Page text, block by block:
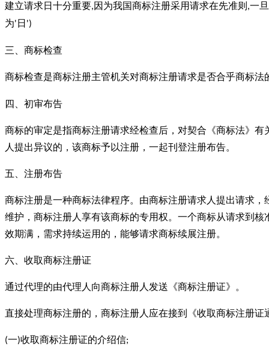
建立请求日十分重要,因为我国商标注册采用请求在先准则 ,一
为' 日 ')
三、商标检查
商标检查是商标注册主管机关对商标注册请求是否合乎商标法
四、初审布告
商标的审定是指商标注册请求经检查后，对契合《商标法》
人提出异议的，该商标予以注册，一起刊登注册布告。
五、注册布告
商标注册是一种商标法律程序。由商标注册请求人提出请求
维护，商标注册人享有该商标的专用权。一个商标从请求到
效期满，需求持续运用的，能够请求商标续展注册。
六、收取商标注册证
通过代理的由代理人向商标注册人发送《商标注册证》。
直接处理商标注册的，商标注册人应在接到《收取商标注册证
(一)收取商标注册证的介绍信;